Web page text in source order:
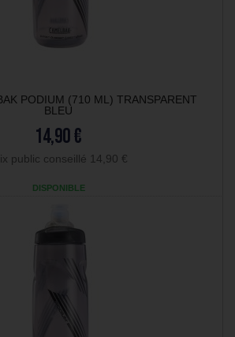
PODIUM (710 ML) TRANSPARENT
BLEU
14,90 €
public conseillé 14,90 €
DISPONIBLE